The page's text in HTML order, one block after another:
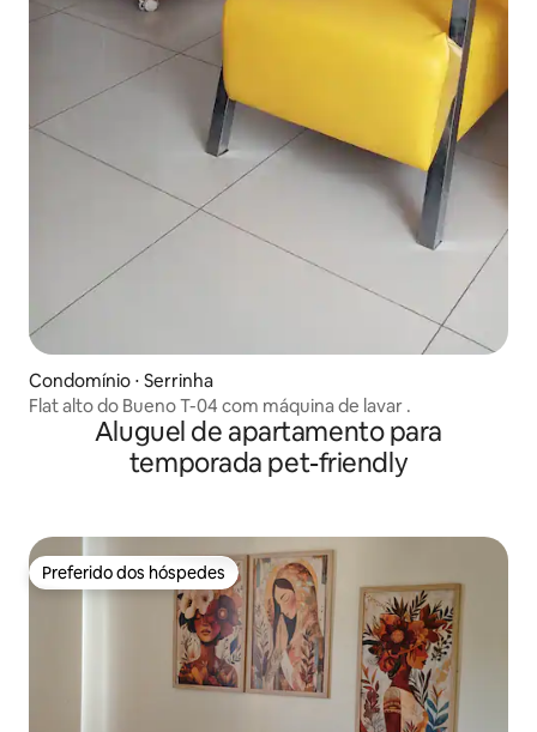
Condomínio ⋅ Serrinha
Flat alto do Bueno T-04 com máquina de lavar .
Aluguel de apartamento para
temporada pet-friendly
Preferido dos hóspedes
Preferido dos hóspedes